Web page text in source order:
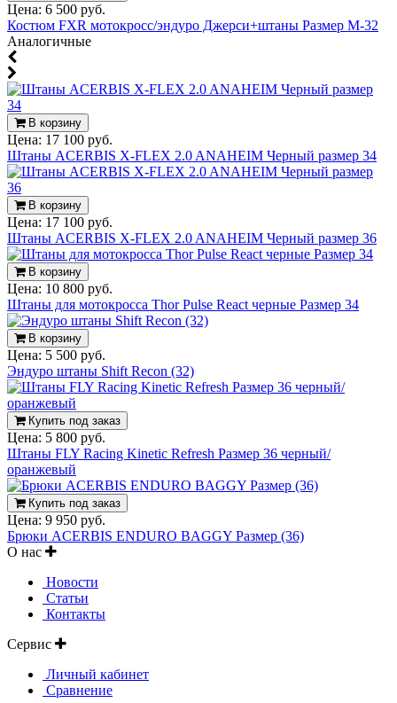
Цена: 6 500 руб.
Костюм FXR мотокросс/эндуро Джерси+штаны Размер M-32
Аналогичные
В корзину
Цена: 17 100 руб.
Штаны ACERBIS X-FLEX 2.0 ANAHEIM Черный размер 34
В корзину
Цена: 17 100 руб.
Штаны ACERBIS X-FLEX 2.0 ANAHEIM Черный размер 36
В корзину
Цена: 10 800 руб.
Штаны для мотокросса Thor Pulse React черные Размер 34
В корзину
Цена: 5 500 руб.
Эндуро штаны Shift Recon (32)
Купить под заказ
Цена: 5 800 руб.
Штаны FLY Racing Kinetic Refresh Размер 36 черный/
оранжевый
Купить под заказ
Цена: 9 950 руб.
Брюки ACERBIS ENDURO BAGGY Размер (36)
О нас
Новости
Статьи
Контакты
Сервис
Личный кабинет
Сравнение